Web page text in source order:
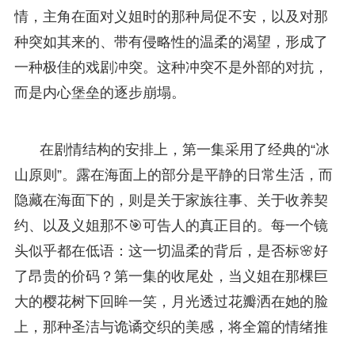
情，主角在面对义姐时的那种局促不安，以及对那
种突如其来的、带有侵略性的温柔的渴望，形成了
一种极佳的戏剧冲突。这种冲突不是外部的对抗，
而是内心堡垒的逐步崩塌。
在剧情结构的安排上，第一集采用了经典的“冰
山原则”。露在海面上的部分是平静的日常生活，而
隐藏在海面下的，则是关于家族往事、关于收养契
约、以及义姐那不🎯可告人的真正目的。每一个镜
头似乎都在低语：这一切温柔的背后，是否标🌸好
了昂贵的价码？第一集的收尾处，当义姐在那棵巨
大的樱花树下回眸一笑，月光透过花瓣洒在她的脸
上，那种圣洁与诡谲交织的美感，将全篇的情绪推